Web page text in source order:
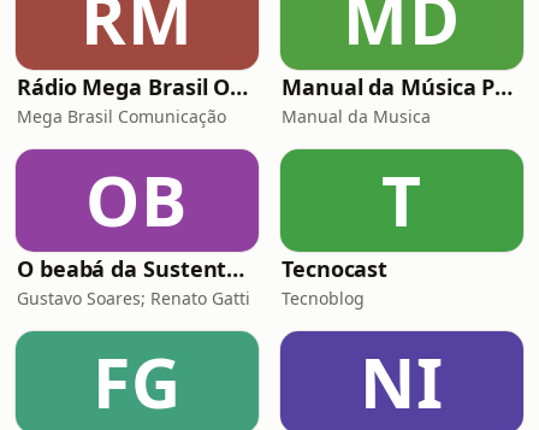
Rádio Mega Brasil Online
Mega Brasil Comunicação
Manual da Música Podcast
Manual da Musica
OB
O beabá da Sustentabilidade
Gustavo Soares; Renato Gatti
T
Tecnocast
Tecnoblog
FG NI